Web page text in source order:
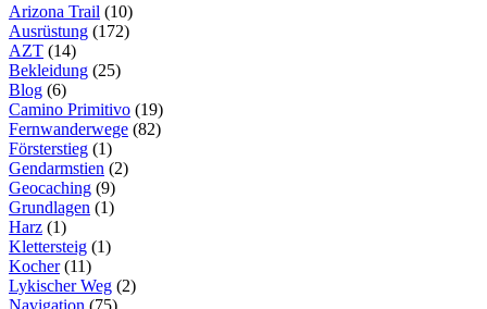
Arizona Trail (10)
Ausrüstung (172)
AZT (14)
Bekleidung (25)
Blog (6)
Camino Primitivo (19)
Fernwanderwege (82)
Försterstieg (1)
Gendarmstien (2)
Geocaching (9)
Grundlagen (1)
Harz (1)
Klettersteig (1)
Kocher(11)
Lykischer Weg (2)
Navigation (75)